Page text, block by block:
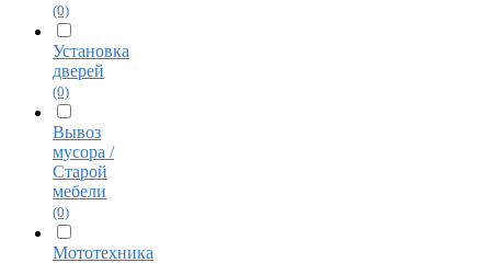
(0)
Установка
дверей
(0)
Вывоз
мусора /
Старой
мебели
(0)
Мототехника